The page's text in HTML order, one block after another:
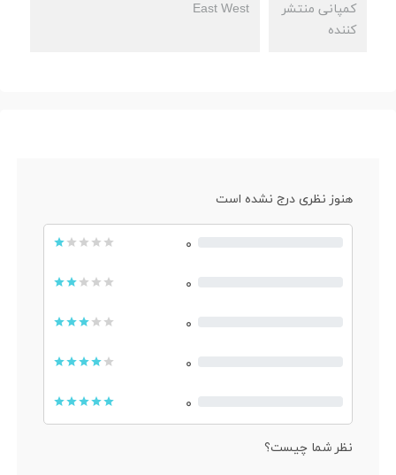
کمپانی منتشر
کننده
East West
هنوز نظری درج نشده است
۰
۰
۰
۰
۰
نظر شما چیست؟